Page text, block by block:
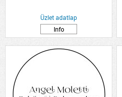
Üzlet adatlap
Info